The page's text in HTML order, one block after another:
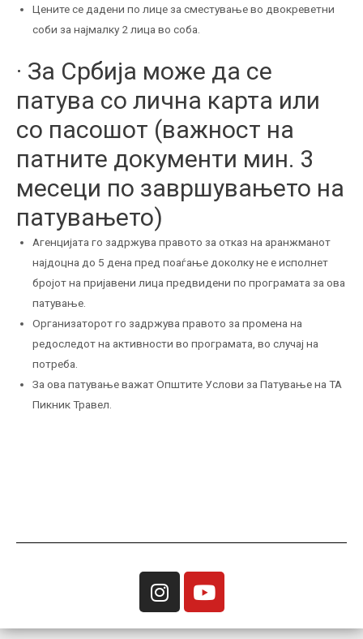
Цените се дадени по лице за сместување во двокреветни
соби за најмалку 2 лица во соба.
· За Србија може да се
патува со лична карта или
со пасошот (важност на
патните документи мин. 3
месеци по завршувањето на
патувањето)
Агенцијата го задржува правото за отказ на аранжманот
најдоцна до 5 дена пред поаѓање доколку не е исполнет
бројот на пријавени лица предвидени по програмата за ова
патување.
Организаторот го задржува правото за промена на
редоследот на активности во програмата, во случај на
потреба.
За ова патување важат Општите Услови за Патување на ТА
Пикник Травел.